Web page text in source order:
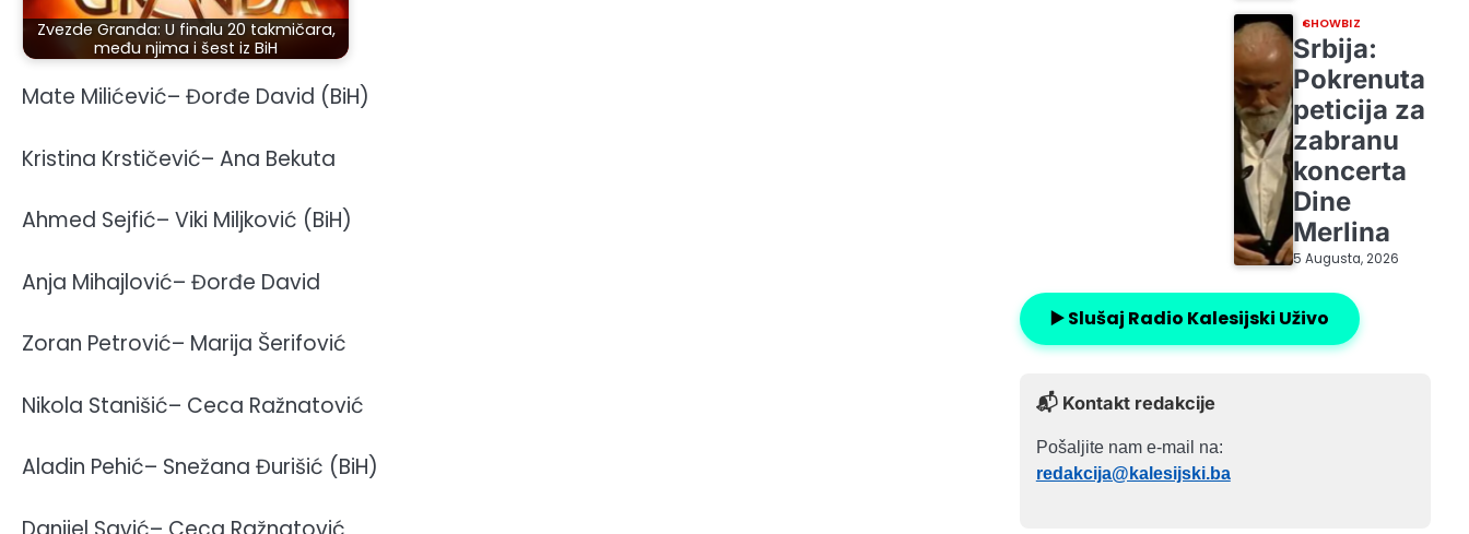
Zvezde Granda: U finalu 20 takmičara,
među njima i šest iz BiH
Mate Milićević– Đorđe David (BiH)
Kristina Krstičević– Ana Bekuta
Ahmed Sejfić– Viki Miljković (BiH)
Anja Mihajlović– Đorđe David
Zoran Petrović– Marija Šerifović
Nikola Stanišić– Ceca Ražnatović
Aladin Pehić– Snežana Đurišić (BiH)
SHOWBIZ
Srbija:
Pokrenuta
peticija za
zabranu
koncerta
Dine
Merlina
5 Augusta, 2026
▶️ Slušaj Radio Kalesijski Uživo
📬 Kontakt redakcije
Pošaljite nam e-mail na:
redakcija@kalesijski.ba